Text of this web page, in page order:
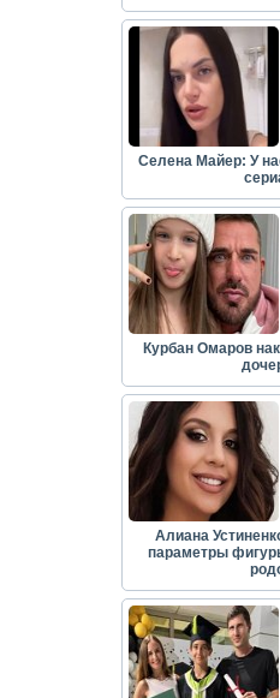
Селена Майер: У
Курбан Омаров
Алиана
параметры